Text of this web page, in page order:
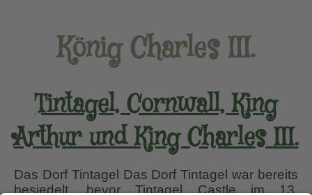
König Charles III.
Tintagel, Cornwall, King
Arthur und King Charles III.
Das Dorf Tintagel Das Dorf Tintagel war bereits
besiedelt, bevor Tintagel Castle im 13.